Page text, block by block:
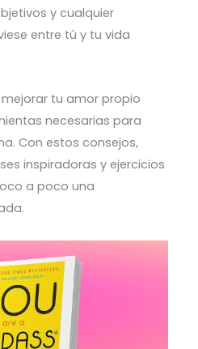
y cualquier
entre tú y tu vida
tu amor propio
necesarias para
Con estos consejos,
inspiradoras y ejercicios
a poco una